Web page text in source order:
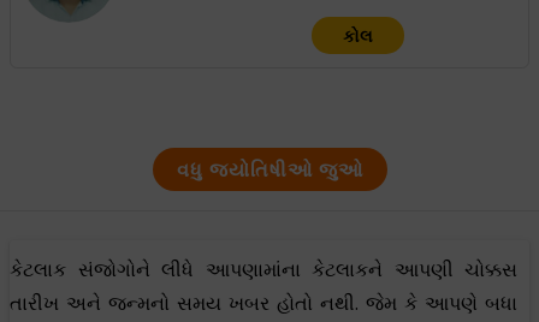
કોલ
વધુ જ્યોતિષીઓ જુઓ
કેટલાક સંજોગોને લીધે આપણામાંના કેટલાકને આપણી ચોક્કસ
તારીખ અને જન્મનો સમય ખબર હોતો નથી. જેમ કે આપણે બધા